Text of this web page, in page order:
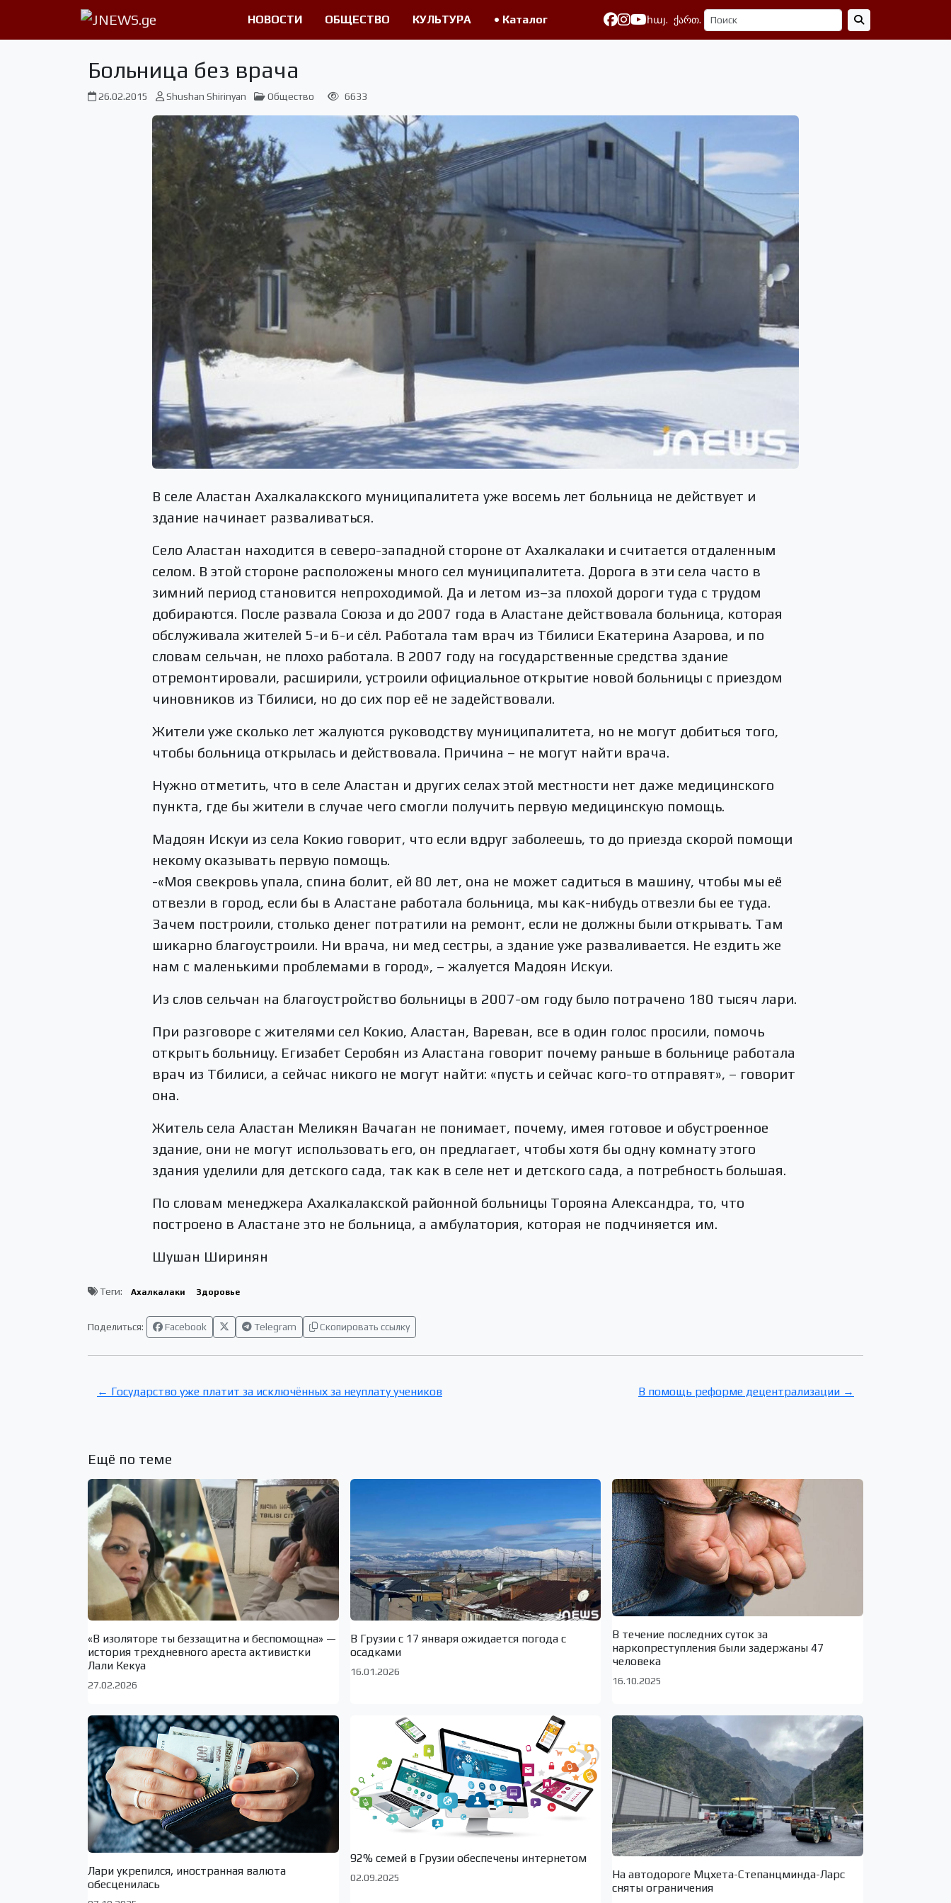
НОВОСТИ ОБЩЕСТВО КУЛЬТУРА • Каталог հայ. ქართ.
Больница без врача
26.02.2015 Shushan Shirinyan Общество 6633
В селе Аластан Ахалкалакского муниципалитета уже восемь лет больница не действует и
здание начинает разваливаться.
Село Аластан находится в северо-западной стороне от Ахалкалаки и считается отдаленным
селом. В этой стороне расположены много сел муниципалитета. Дорога в эти села часто в
зимний период становится непроходимой. Да и летом из–за плохой дороги туда с трудом
добираются. После развала Союза и до 2007 года в Аластане действовала больница, которая
обслуживала жителей 5-и 6-и сёл. Работала там врач из Тбилиси Екатерина Азарова, и по
словам сельчан, не плохо работала. В 2007 году на государственные средства здание
отремонтировали, расширили, устроили официальное открытие новой больницы с приездом
чиновников из Тбилиси, но до сих пор её не задействовали.
Жители уже сколько лет жалуются руководству муниципалитета, но не могут добиться того,
чтобы больница открылась и действовала. Причина – не могут найти врача.
Нужно отметить, что в селе Аластан и других селах этой местности нет даже медицинского
пункта, где бы жители в случае чего смогли получить первую медицинскую помощь.
Мадоян Искуи из села Кокио говорит, что если вдруг заболеешь, то до приезда скорой помощи
некому оказывать первую помощь.
-«Моя свекровь упала, спина болит, ей 80 лет, она не может садиться в машину, чтобы мы её
отвезли в город, если бы в Аластане работала больница, мы как-нибудь отвезли бы ее туда.
Зачем построили, столько денег потратили на ремонт, если не должны были открывать. Там
шикарно благоустроили. Ни врача, ни мед сестры, а здание уже разваливается. Не ездить же
нам с маленькими проблемами в город», – жалуется Мадоян Искуи.
Из слов сельчан на благоустройство больницы в 2007-ом году было потрачено 180 тысяч лари.
При разговоре с жителями сел Кокио, Аластан, Вареван, все в один голос просили, помочь
открыть больницу. Егизабет Серобян из Аластана говорит почему раньше в больнице работала
врач из Тбилиси, а сейчас никого не могут найти: «пусть и сейчас кого-то отправят», – говорит
она.
Житель села Аластан Меликян Вачаган не понимает, почему, имея готовое и обустроенное
здание, они не могут использовать его, он предлагает, чтобы хотя бы одну комнату этого
здания уделили для детского сада, так как в селе нет и детского сада, а потребность большая.
По словам менеджера Ахалкалакской районной больницы Торояна Александра, то, что
построено в Аластане это не больница, а амбулатория, которая не подчиняется им.
Шушан Ширинян
Теги: Ахалкалаки Здоровье
Поделиться: Facebook Telegram Скопировать ссылку
← Государство уже платит за исключённых за неуплату учеников В помощь реформе децентрализации →
Ещё по теме
«В изоляторе ты беззащитна и беспомощна» —
история трехдневного ареста активистки
Лали Кекуа
27.02.2026
В Грузии с 17 января ожидается погода с
осадками
16.01.2026
В течение последних суток за
наркопреступления были задержаны 47
человека
16.10.2025
Лари укрепился, иностранная валюта
обесценилась
92% семей в Грузии обеспечены интернетом
02.09.2025
На автодороге Мцхета-Степанцминда-Ларс
сняты ограничения